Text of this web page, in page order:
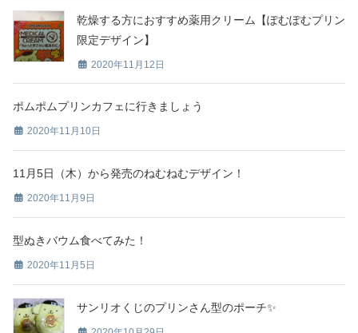
乾燥する方におすすめ薬用クリーム【ぽむぽむプリン
限定デザイン】
2020年11月12日
ポムポムプリンカフェに行きましょう
2020年11月10日
11月5日（木）から発売のねむねむデザイン！
2020年11月9日
型ぬきバウム食べてみた！
2020年11月5日
サンリオくじのプリンさん型のポーチ✨